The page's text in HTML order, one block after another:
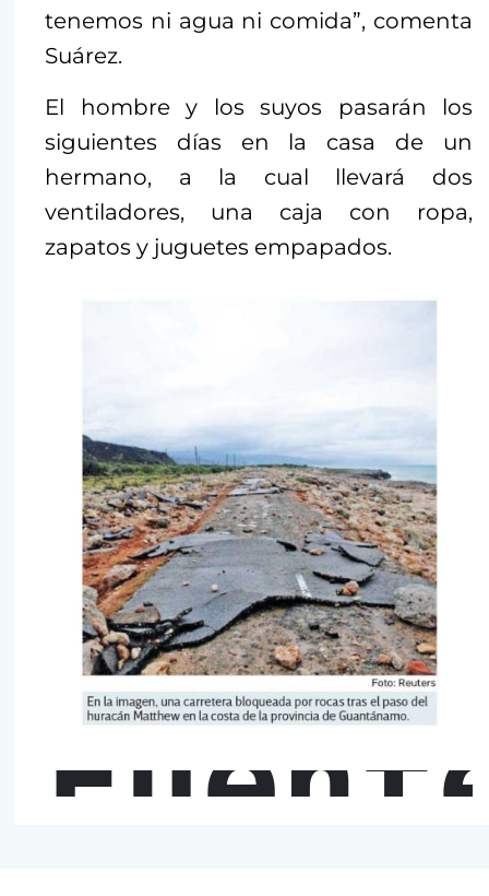
tenemos ni agua ni comida”, comenta
Suárez.
El hombre y los suyos pasarán los
siguientes días en la casa de un
hermano, a la cual llevará dos
ventiladores, una caja con ropa,
zapatos y juguetes empapados.